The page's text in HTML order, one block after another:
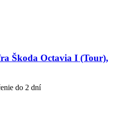
Škoda Octavia I (Tour),
do 2 dní